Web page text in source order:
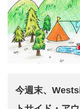
今週末、